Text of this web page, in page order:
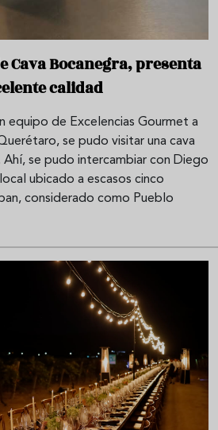
Cava Bocanegra, presenta
calidad
equipo de Excelencias Gourmet a
se pudo visitar una cava
Ahí, se pudo intercambiar con Diego
ubicado a escasos cinco
considerado como Pueblo